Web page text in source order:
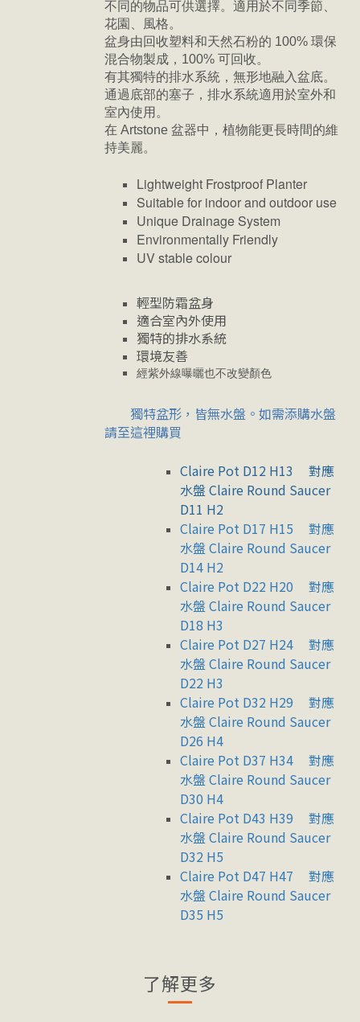
不同的物品可供選擇。適用於不同季節、
花園、風格。
盆身由回收塑料和天然石粉的 100% 環保
混合物製成，100% 可回收。
有其獨特的排水系統，無形地融入盆底。
通過底部的塞子，排水系統適用於室外和
室內使用。
在 Artstone 盆器中，植物能更長時間的維
持美麗。
Lightweight Frostproof Planter
Suitable for indoor and outdoor use
Unique Drainage System
Environmentally Friendly
UV stable colour
輕型防霜盆身
適合室內外使用
獨特的排水系統
環境友善
經紫外線曝曬也不改變顏色
獨特盆形，皆無水盤。如需添購水盤
請至這裡購買
Claire Pot D12 H13
對應
水盤 Claire Round Saucer
D11 H2
Claire Pot D17 H15
對應
水盤 Claire Round Saucer
D14 H2
Claire Pot D22 H20
對應
水盤 Claire Round Saucer
D18 H3
Claire Pot D27 H24
對應
水盤 Claire Round Saucer
D22 H3
Claire Pot D32 H29
對應
水盤 Claire Round Saucer
D26 H4
Claire Pot D37 H34
對應
水盤 Claire Round Saucer
D30 H4
Claire Pot D43 H39
對應
水盤 Claire Round Saucer
D32 H5
Claire Pot D47 H47
對應
水盤 Claire Round Saucer
D35 H5
了解更多